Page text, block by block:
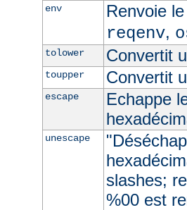
env
Renvoie
reqenv,
tolower Convertit
toupper Convertit
escape
Echappe
unescape
slashes;
%00 est